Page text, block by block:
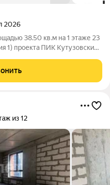
2026
38.50 кв.м на 1 этаже 23
1) проекта ПИК Кутузовский
окна, с отделкой.
из 12